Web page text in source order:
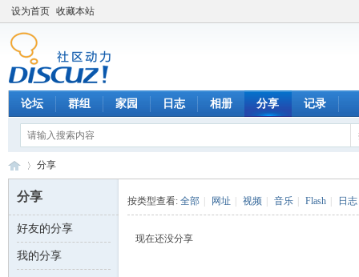
设为首页 收藏本站
论坛 群组 家园 日志 相册 分享 记录
数 ›
分享
分享
好友的分享
我的分享
按类型查看: 全部 网址 视频 音乐 Flash 日志
现在还没分享